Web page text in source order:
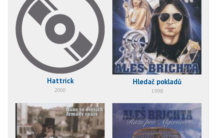
Hattrick
2000
Hledač pokladů
1998